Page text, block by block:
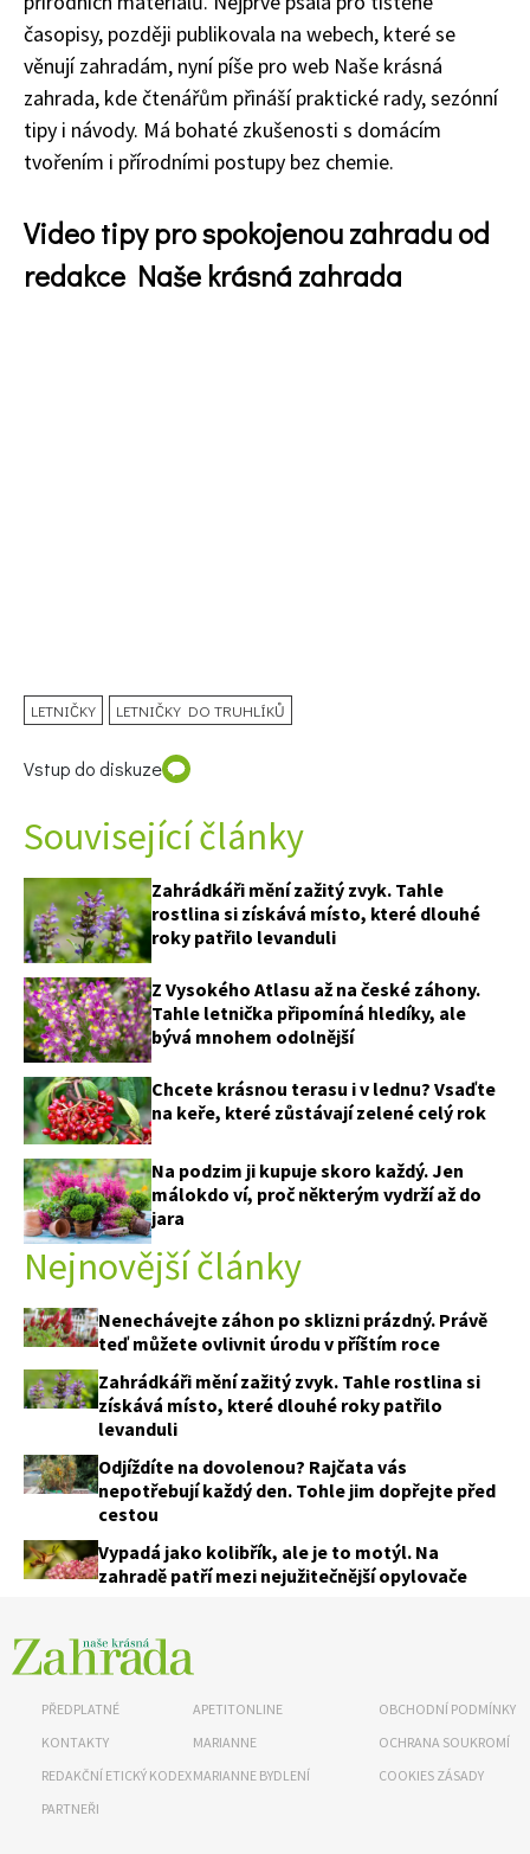
časopisy, později publikovala na webech, které se
věnují zahradám, nyní píše pro web Naše krásná
zahrada, kde čtenářům přináší praktické rady, sezónní
tipy i návody. Má bohaté zkušenosti s domácím
tvořením i přírodními postupy bez chemie.
Video tipy pro spokojenou zahradu od
redakce Naše krásná zahrada
LETNIČKY LETNIČKY DO TRUHLÍKŮ
Vstup do diskuze
Související články
Zahrádkáři mění zažitý zvyk. Tahle
rostlina si získává místo, které dlouhé
roky patřilo levanduli
Z Vysokého Atlasu až na české záhony.
Tahle letnička připomíná hledíky, ale
bývá mnohem odolnější
Chcete krásnou terasu i v lednu? Vsaďte
na keře, které zůstávají zelené celý rok
Na podzim ji kupuje skoro každý. Jen
málokdo ví, proč některým vydrží až do
jara
Nejnovější články
Nenechávejte záhon po sklizni prázdný. Právě
teď můžete ovlivnit úrodu v příštím roce
Zahrádkáři mění zažitý zvyk. Tahle rostlina si
získává místo, které dlouhé roky patřilo
levanduli
Odjíždíte na dovolenou? Rajčata vás
nepotřebují každý den. Tohle jim dopřejte před
cestou
Vypadá jako kolibřík, ale je to motýl. Na
zahradě patří mezi nejužitečnější opylovače
PŘEDPLATNÉ
KONTAKTY
REDAKČNÍ ETICKÝ KODEX
PARTNEŘI
APETITONLINE
MARIANNE
MARIANNE BYDLENÍ
OBCHODNÍ PODMÍNKY
OCHRANA SOUKROMÍ
COOKIES ZÁSADY